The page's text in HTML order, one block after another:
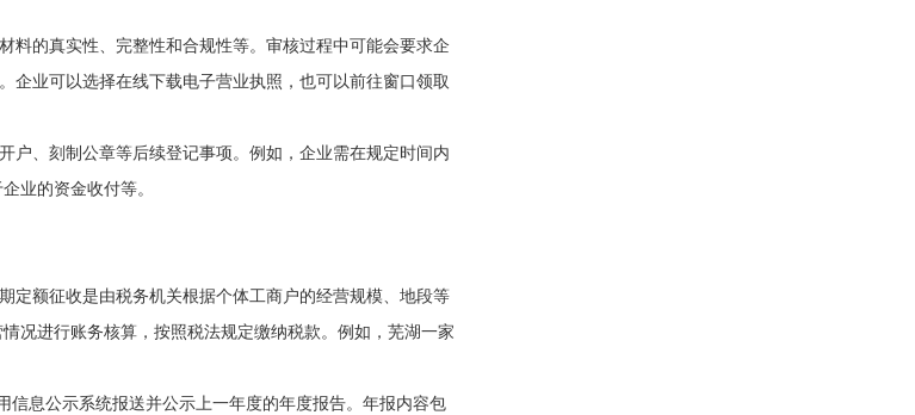
料的真实性、完整性和合规性等。审核过程中可能会要求企
企业可以选择在线下载电子营业执照，也可以前往窗口领取
户、刻制公章等后续登记事项。例如，企业需在规定时间内
业的资金收付等。
定额征收是由税务机关根据个体工商户的经营规模、地段等
况进行账务核算，按照税法规定缴纳税款。例如，芜湖一家
信息公示系统报送并公示上一年度的年度报告。年报内容包